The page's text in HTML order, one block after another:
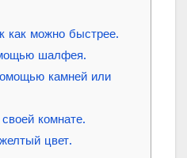
как можно быстрее.
шалфея.
камней или
комнате.
цвет.